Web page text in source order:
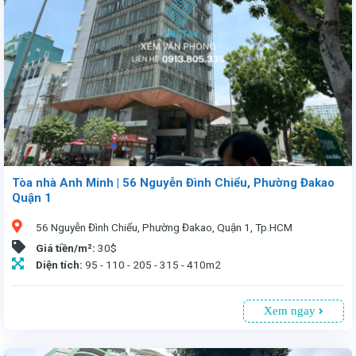
Tòa nhà Anh Minh | 56 Nguyễn Đình Chiểu, Phường Đakao
Quận 1
56 Nguyễn Đình Chiểu, Phường Đakao, Quận 1, Tp.HCM
Giá tiền/m²: 30$
Diện tích: 95 - 110 - 205 - 315 - 410m2
Xem ngay